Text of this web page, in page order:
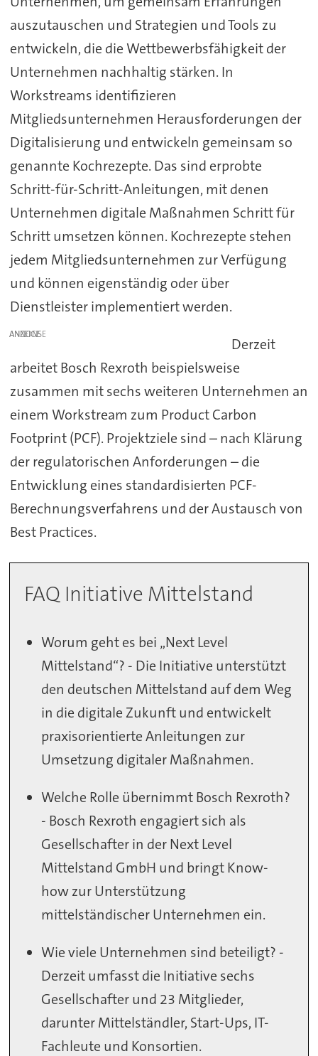
auszutauschen und Strategien und Tools zu
entwickeln, die die Wettbewerbsfähigkeit der
Unternehmen nachhaltig stärken. In
Workstreams identifizieren
Mitgliedsunternehmen Herausforderungen der
Digitalisierung und entwickeln gemeinsam so
genannte Kochrezepte. Das sind erprobte
Schritt-für-Schritt-Anleitungen, mit denen
Unternehmen digitale Maßnahmen Schritt für
Schritt umsetzen können. Kochrezepte stehen
jedem Mitgliedsunternehmen zur Verfügung
und können eigenständig oder über
Dienstleister implementiert werden.
ANZEIGE
Derzeit
arbeitet Bosch Rexroth beispielsweise
zusammen mit sechs weiteren Unternehmen an
einem Workstream zum Product Carbon
Footprint (PCF). Projektziele sind – nach Klärung
der regulatorischen Anforderungen – die
Entwicklung eines standardisierten PCF-
Berechnungsverfahrens und der Austausch von
Best Practices.
FAQ Initiative Mittelstand
Worum geht es bei „Next Level
Mittelstand“? - Die Initiative unterstützt
den deutschen Mittelstand auf dem Weg
in die digitale Zukunft und entwickelt
praxisorientierte Anleitungen zur
Umsetzung digitaler Maßnahmen.
Welche Rolle übernimmt Bosch Rexroth?
- Bosch Rexroth engagiert sich als
Gesellschafter in der Next Level
Mittelstand GmbH und bringt Know-
how zur Unterstützung
mittelständischer Unternehmen ein.
Wie viele Unternehmen sind beteiligt? -
Derzeit umfasst die Initiative sechs
Gesellschafter und 23 Mitglieder,
darunter Mittelständler, Start-Ups, IT-
Fachleute und Konsortien.